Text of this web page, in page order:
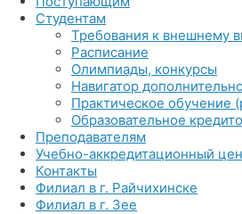
Студентам
Требования к внешнему
Расписание
Олимпиады, конкурсы
Навигатор
Практическое обучение
Образовательное
Преподавателям
Учебно-аккредитационный
Контакты
Филиал в г. Райчихинске
Филиал в г. Зее